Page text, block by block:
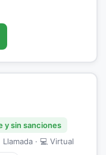
y sin sanciones
Llamada · 💻 Virtual